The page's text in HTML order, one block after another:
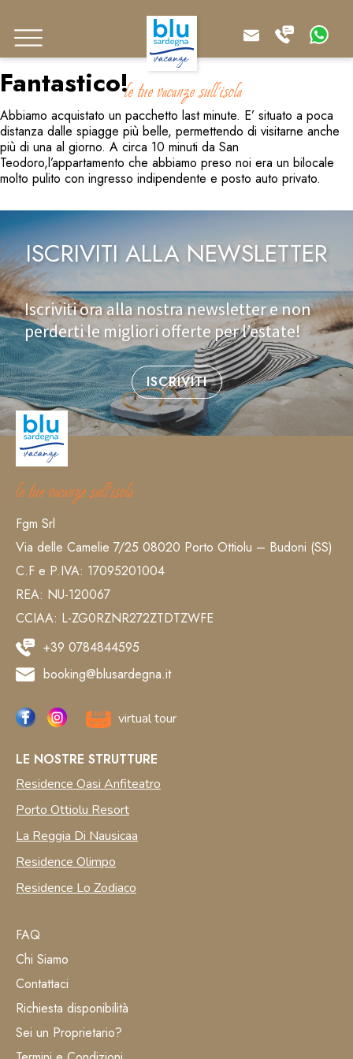
le tue vacanze sull'isola
Fantastico!
Abbiamo acquistato un pacchetto last minute. E’ situato a poca
distanza dalle spiagge più belle, permettendo di visitarne anche
più di una al giorno. A circa 10 minuti da San
Teodoro,l’appartamento che abbiamo preso noi era un bilocale
molto pulito con ingresso indipendente e posto auto privato.
ISCRIVITI ALLA NEWSLETTER
Iscriviti ora alla nostra newsletter e non
perderti le migliori offerte per l’estate!
ISCRIVITI
le tue vacanze sull’isola
Fgm Srl
Via delle Camelie 7/25 08020 Porto Ottiolu – Budoni (SS)
C.F e P.IVA: 17095201004
REA: NU-120067
CCIAA: L-ZG0RZNR272ZTDTZWFE
+39 0784844595
booking@blusardegna.it
virtual tour
FAQ
Chi Siamo
Contattaci
Richiesta disponibilità
Sei un Proprietario?
LE NOSTRE STRUTTURE
Residence Oasi Anfiteatro
Porto Ottiolu Resort
La Reggia Di Nausicaa
Residence Olimpo
Residence Lo Zodiaco